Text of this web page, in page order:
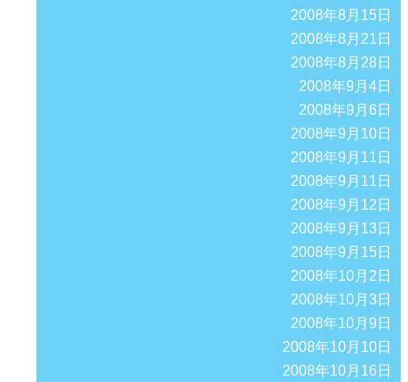
2008年8月15日
2008年8月21日
2008年8月28日
2008年9月4日
2008年9月6日
2008年9月10日
2008年9月11日
2008年9月11日
2008年9月12日
2008年9月13日
2008年9月15日
2008年10月2日
2008年10月3日
2008年10月9日
2008年10月10日
2008年10月16日